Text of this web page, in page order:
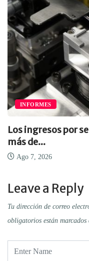
INFORMES
Los ingresos por
más de...
Ago 7, 2026
Leave a Reply
Tu dirección de correo
obligatorios están marcados